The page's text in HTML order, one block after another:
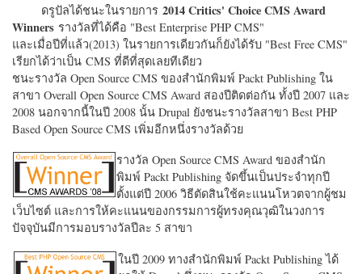
ดรูปัลได้ชนะในรายการ 2014 Critics' Choice CMS Award
Winners รางวัลที่ได้คือ "Best Enterprise PHP CMS"
และเมื่อปีที่แล้ว(2013) ในรายการเดียวกันก็ยังได้รับ "Best Free CMS"
เรียกได้ว่าเป็น CMS ที่ดีที่สุดเลยทีเดียว
ชนะรางวัล Open Source CMS ของสำนักพิมพ์ Packt Publishing ใน
สาขา Overall Open Source CMS Award สองปีติดต่อกัน ทั้งปี 2007 และ
2008 นอกจากนี้ในปี 2008 นั้น Drupal ยังชนะรางวัลสาขา Best PHP
Based Open Source CMS เพิ่มอีกหนึ่งรางวัลด้วย
รางวัล Open Source CMS Award ของสำนัก
พิมพ์ Packt Publishing จัดขึ้นเป็นประจำทุกปี
ตั้งแต่ปี 2006 วิธีตัดสินใช้คะแนนโหวตจากผู้ชม
เว็บไซต์ และการให้คะแนนของกรรมการผู้ทรงคุณวุฒิในวงการ
ปัจจุบันมีการมอบรางวัลปีละ 5 สาขา
ในปี 2009 ทางสำนักพิมพ์ Packt Publishing ได้